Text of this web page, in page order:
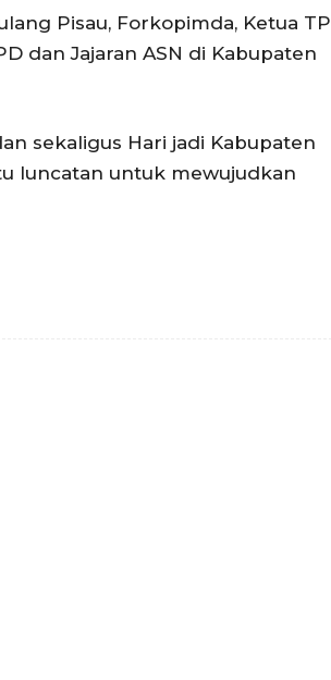
Pisau, Forkopimda, Ketua TP
dan Jajaran ASN di Kabupaten
sekaligus Hari jadi Kabupaten
luncatan untuk mewujudkan